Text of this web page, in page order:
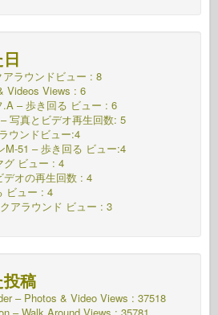
ラウンドビュー : 8
Videos Views : 6
– 歩き回る ビュー : 6
写真とビデオ再生回数: 5
ウンドビュー:4
M-51 – 歩き回る ビュー:4
グ ビュー : 4
デオの再生回数 : 4
ビュー : 4
アラウンド ビュー : 3
稿
– Photos & Video Views : 37518